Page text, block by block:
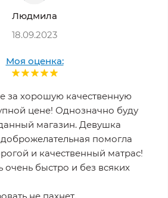
Людмила
18.09.2023
Моя оценка:
за хорошую качественную
цене! Однозначно буду
магазин. Девушка
помогла
и качественный матрас!
очень быстро и без всяких